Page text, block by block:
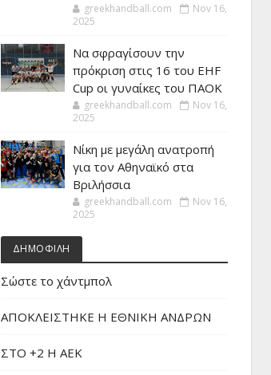
greekhandball.com
Nov 16,
2025
Να σφραγίσουν την
πρόκριση στις 16 του EHF
Cup οι γυναίκες του ΠΑΟΚ
greekhandball.com
Nov 16,
2025
Νίκη με μεγάλη ανατροπή
για τον Αθηναϊκό στα
Βριλήσσια
greekhandball.com
Nov 16,
2025
ΔΗΜΟΦΙΛΗ
Σώστε το χάντμπολ
ΑΠΟΚΛΕΙΣΤΗΚΕ Η ΕΘΝΙΚΗ ΑΝΔΡΩΝ
ΣΤΟ +2 Η ΑΕΚ